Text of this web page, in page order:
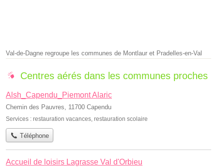
Val-de-Dagne regroupe les communes de Montlaur et Pradelles-en-Val
Centres aérés dans les communes proches
Alsh_Capendu_Piemont Alaric
Chemin des Pauvres, 11700 Capendu
Services : restauration vacances, restauration scolaire
Téléphone
Accueil de loisirs Lagrasse Val d'Orbieu